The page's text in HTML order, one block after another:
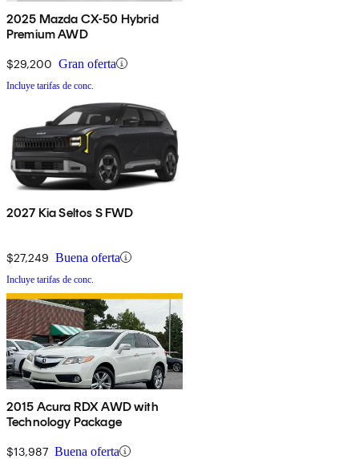
2025 Mazda CX-50 Hybrid
Premium AWD
$29,200 Gran oferta
Incluye tarifas de conc.
2027 Kia Seltos S FWD
$27,249 Buena oferta
Incluye tarifas de conc.
2015 Acura RDX AWD with
Technology Package
$13,987 Buena oferta